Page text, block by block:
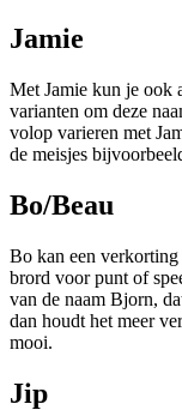
Jamie
Met Jamie kun je ook
varianten om deze
volop varieren met
de meisjes
Bo/Beau
Bo kan een
brord voor punt of
van de naam Bjorn,
dan houdt het meer
mooi.
Jip